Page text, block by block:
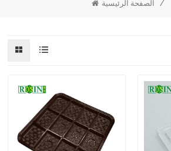
الصفحة الرئيسية /